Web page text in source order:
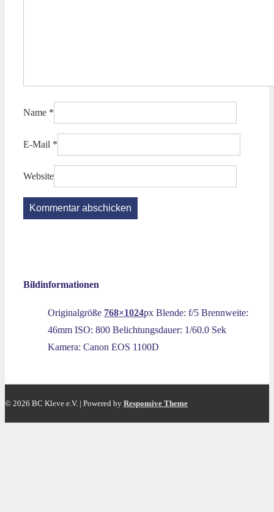
Name *
E-Mail *
Website
Bildinformationen
Originalgröße 768×1024px Blende: f/5 Brennweite:
46mm ISO: 800 Belichtungsdauer: 1/60.0 Sek
Kamera: Canon EOS 1100D
© 2026 BC Kleve e.V. | Powered by Responsive Theme